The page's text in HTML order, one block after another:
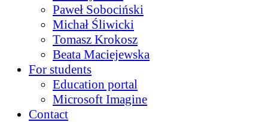
Paweł Sobociński
Michał Śliwicki
Tomasz Krokosz
Beata Maciejewska
For students
Education portal
Microsoft Imagine
Contact